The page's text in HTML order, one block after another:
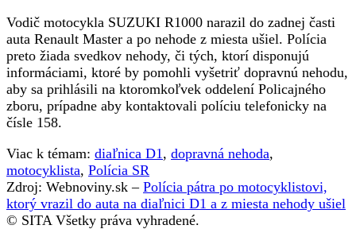
Vodič motocykla SUZUKI R1000 narazil do zadnej časti
auta Renault Master a po nehode z miesta ušiel. Polícia
preto žiada svedkov nehody, či tých, ktorí disponujú
informáciami, ktoré by pomohli vyšetriť dopravnú nehodu,
aby sa prihlásili na ktoromkoľvek oddelení Policajného
zboru, prípadne aby kontaktovali políciu telefonicky na
čísle 158.
Viac k témam: diaľnica D1 , dopravná nehoda,
motocyklista, Polícia SR
Zdroj: Webnoviny.sk – Polícia pátra po motocyklistovi,
ktorý vrazil do auta na diaľnici D1 a z miesta nehody ušiel
© SITA Všetky práva vyhradené.